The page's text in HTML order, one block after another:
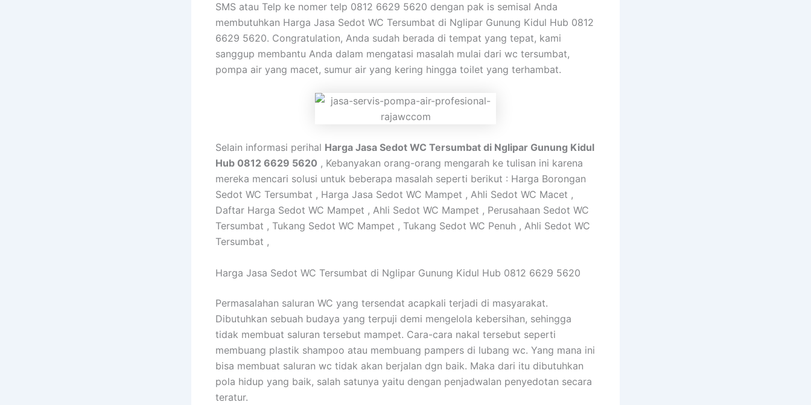
SMS atau Telp ke nomer telp 0812 6629 5620 dengan pak is semisal Anda
membutuhkan Harga Jasa Sedot WC Tersumbat di Nglipar Gunung Kidul Hub 0812
6629 5620. Congratulation, Anda sudah berada di tempat yang tepat, kami
sanggup membantu Anda dalam mengatasi masalah mulai dari wc tersumbat,
pompa air yang macet, sumur air yang kering hingga toilet yang terhambat.
Selain informasi perihal Harga Jasa Sedot WC Tersumbat di Nglipar Gunung Kidul
Hub 0812 6629 5620 , Kebanyakan orang-orang mengarah ke tulisan ini karena
mereka mencari solusi untuk beberapa masalah seperti berikut : Harga Borongan
Sedot WC Tersumbat , Harga Jasa Sedot WC Mampet , Ahli Sedot WC Macet ,
Daftar Harga Sedot WC Mampet , Ahli Sedot WC Mampet , Perusahaan Sedot WC
Tersumbat , Tukang Sedot WC Mampet , Tukang Sedot WC Penuh , Ahli Sedot WC
Tersumbat ,
Harga Jasa Sedot WC Tersumbat di Nglipar Gunung Kidul Hub 0812 6629 5620
Permasalahan saluran WC yang tersendat acapkali terjadi di masyarakat.
Dibutuhkan sebuah budaya yang terpuji demi mengelola kebersihan, sehingga
tidak membuat saluran tersebut mampet. Cara-cara nakal tersebut seperti
membuang plastik shampoo atau membuang pampers di lubang wc. Yang mana ini
bisa membuat saluran wc tidak akan berjalan dgn baik. Maka dari itu dibutuhkan
pola hidup yang baik, salah satunya yaitu dengan penjadwalan penyedotan secara
teratur.